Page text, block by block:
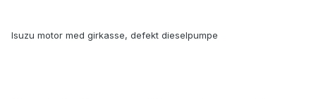
Isuzu motor med girkasse, defekt dieselpumpe